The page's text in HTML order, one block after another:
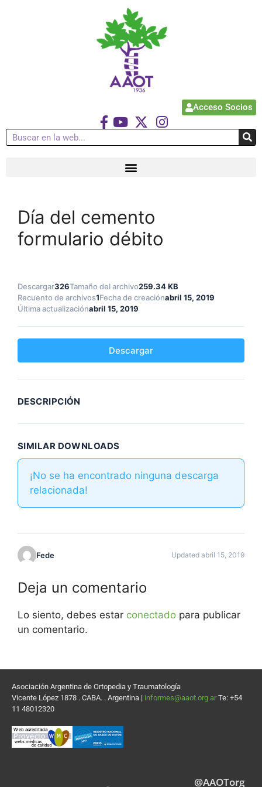
Acceso Socios
Día del cemento
formulario débito
Descargar326Tamaño del archivo259.34 KB
Recuento de archivos1Fecha de creaciónabril 15, 2019
Última actualizaciónabril 15, 2019
Descargar
DESCRIPCIÓN
SIMILAR DOWNLOADS
¡No se ha encontrado ninguna descarga
relacionada!
Fede Updated abril 15, 2019
Deja un comentario
Lo siento, debes estar conectado para publicar
un comentario.
Asociación Argentina de Ortopedia y Traumatología
Vicente López 1878 . CABA. . Argentina | informes@aaot.org.ar Te: +54
11 48012320
@AAOTorg